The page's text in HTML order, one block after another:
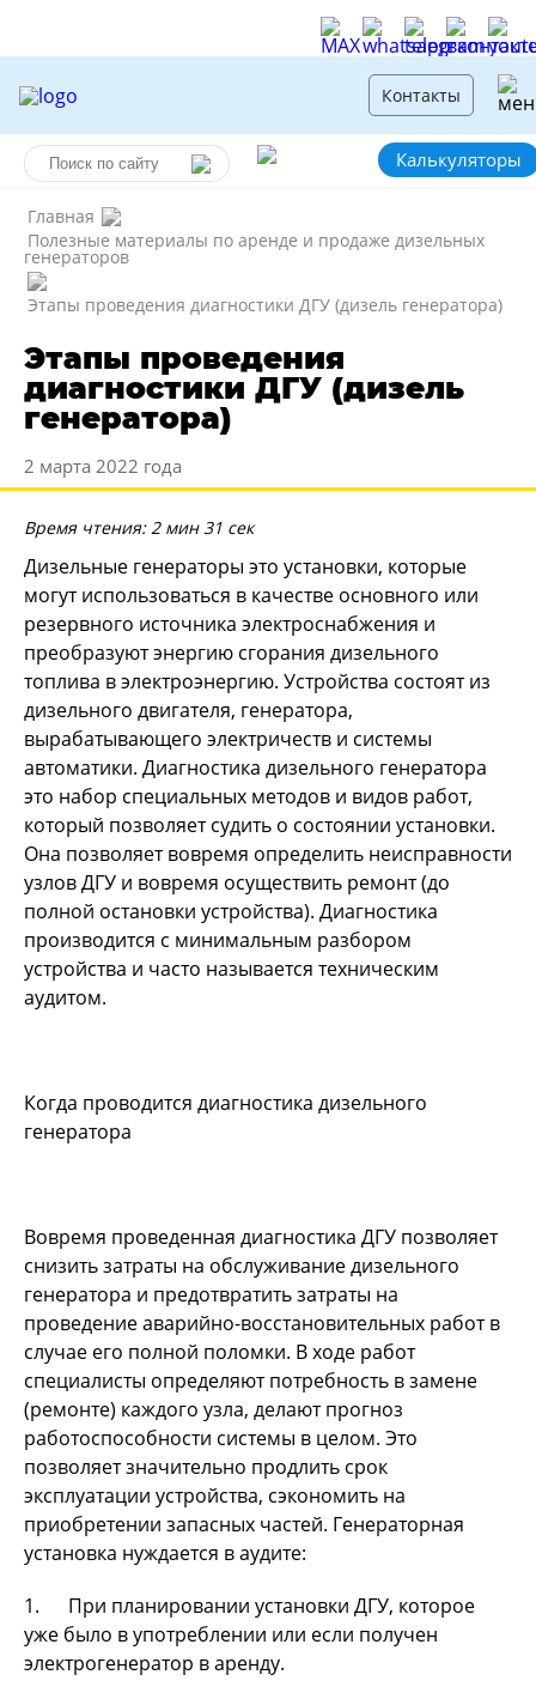
Контакты
Калькуляторы
Главная
Полезные материалы по аренде и продаже дизельных
генераторов
Этапы проведения диагностики ДГУ (дизель генератора)
Этапы проведения
диагностики ДГУ (дизель
генератора)
2 марта 2022 года
Время чтения: 2 мин 31 сек
Дизельные генераторы это установки, которые
могут использоваться в качестве основного или
резервного источника электроснабжения и
преобразуют энергию сгорания дизельного
топлива в электроэнергию. Устройства состоят из
дизельного двигателя, генератора,
вырабатывающего электричеств и системы
автоматики. Диагностика дизельного генератора
это набор специальных методов и видов работ,
который позволяет судить о состоянии установки.
Она позволяет вовремя определить неисправности
узлов ДГУ и вовремя осуществить ремонт (до
полной остановки устройства). Диагностика
производится с минимальным разбором
устройства и часто называется техническим
аудитом.
Когда проводится диагностика дизельного
генератора
Вовремя проведенная диагностика ДГУ позволяет
снизить затраты на обслуживание дизельного
генератора и предотвратить затраты на
проведение аварийно-восстановительных работ в
случае его полной поломки. В ходе работ
специалисты определяют потребность в замене
(ремонте) каждого узла, делают прогноз
работоспособности системы в целом. Это
позволяет значительно продлить срок
эксплуатации устройства, сэкономить на
приобретении запасных частей. Генераторная
установка нуждается в аудите:
1. При планировании установки ДГУ, которое
уже было в употреблении или если получен
электрогенератор в аренду.